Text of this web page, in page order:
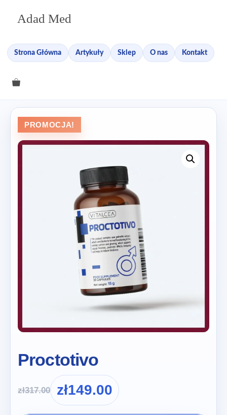
Adad Med
Strona Główna Artykuły Sklep O nas Kontakt
PROMOCJA!
Proctotivo
zł317.00 zł149.00